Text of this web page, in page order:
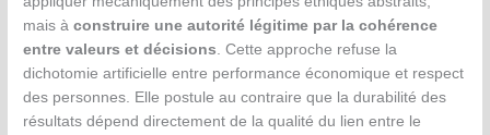
mais àconstruire une autorité légitime par la cohérence
entre valeurs et décisions. Cette approche refuse la
dichotomie artificielle entre performance économique et respect
des personnes. Elle postule au contraire que la durabilité des
résultats dépend directement de la qualité du lien entre le